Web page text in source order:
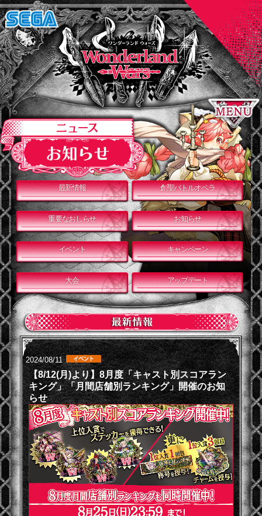
最新情報 創聖バトルオペラ
重要なおしらせ お知らせ
イベント キャンペーン
大会 アップデート
2024/08/11
【8/12(月)より】8月度「キャスト別スコアラン
キング」「月間店舗別ランキング」開催のお知
らせ